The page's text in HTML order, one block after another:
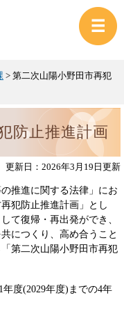
> 第二次山陽小野田市再犯
防止推進計画
更新日：2026年3月19日更新
推進に関する法律」にお
犯防止推進計画」とし
て復帰・再出発ができ、
につくり、高め合うこと
第二次山陽小野田市再犯
度(2029年度)までの4年